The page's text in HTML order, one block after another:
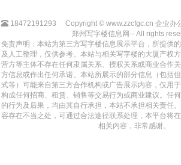
18472191293
Copyright © www.zzcfgc.cn 企业办
郑州写字楼信息网-- All rights
免责声明：本站为第三方写字楼信息展示平台，所提供
及人工整理，仅供参考。本站与相关写字楼的大厦产权
营方等主体不存在任何隶属关系、授权关系或商业合作
方信息或作出任何承诺。本站所展示的部分信息（包括
式等）可能来自第三方合作机构或广告展示内容，仅用
构成任何招商、租赁、销售等交易行为或商业建议。任
的行为及后果，均由其自行承担，本站不承担相关责任
容存在不当之处，可通过合法途径联系处理，本平台将
相关内容，非常感谢。